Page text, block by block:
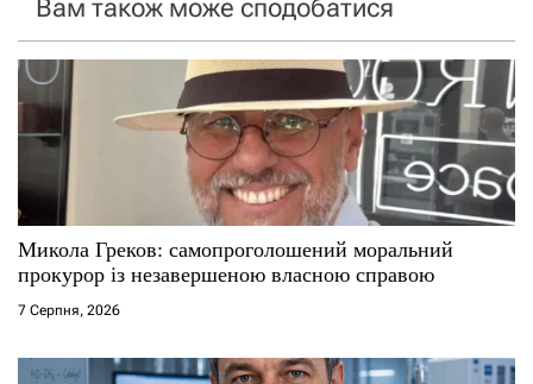
а
п
и
с
і
в
Вам також може сподобатися
Микола Греков: самопроголошений моральний
прокурор із незавершеною власною справою
7 Серпня, 2026